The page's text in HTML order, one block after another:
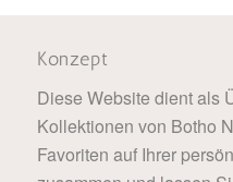
Konzept
Diese Website dient als
Kollektionen von Botho
Favoriten auf Ihrer